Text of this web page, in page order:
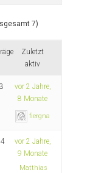
7)
Zuletzt
aktiv
3
vor 2 Jahre,
8 Monate
fiergna
vor 2 Jahre,
9 Monate
Matthias